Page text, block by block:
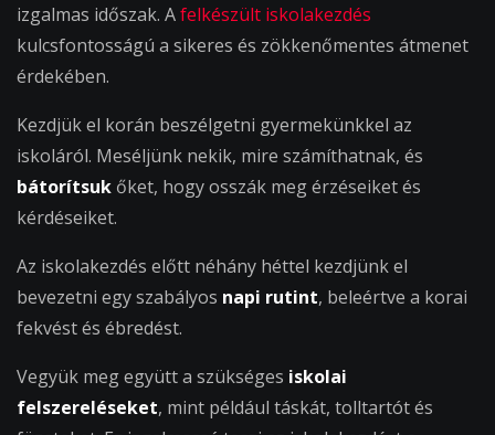
izgalmas időszak. Afelkészült iskolakezdés
kulcsfontosságú a sikeres és zökkenőmentes átmenet
érdekében.
Kezdjük el korán beszélgetni gyermekünkkel az
iskoláról. Meséljünk nekik, mire számíthatnak, és
bátorítsuk őket, hogy osszák meg érzéseiket és
kérdéseiket.
Az iskolakezdés előtt néhány héttel kezdjünk el
bevezetni egy szabályos napi rutint, beleértve a korai
fekvést és ébredést.
Vegyük meg együtt a szükséges iskolai
felszereléseket, mint például táskát, tolltartót és